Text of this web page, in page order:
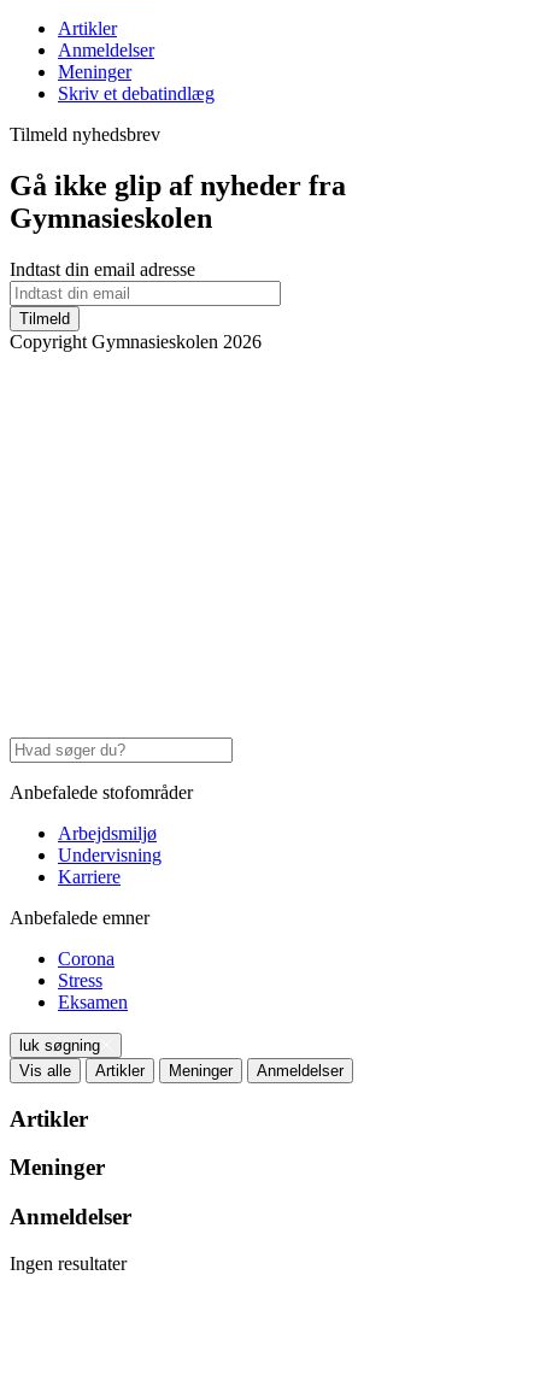
Artikler
Anmeldelser
Meninger
Skriv et debatindlæg
Tilmeld nyhedsbrev
Gå ikke glip af nyheder fra
Gymnasieskolen
Indtast din email adresse
Tilmeld
Copyright Gymnasieskolen 2026
Anbefalede stofområder
Arbejdsmiljø
Undervisning
Karriere
Anbefalede emner
Corona
Stress
Eksamen
luk søgning
Vis alle
Artikler Meninger Anmeldelser
Artikler
Meninger
Anmeldelser
Ingen resultater